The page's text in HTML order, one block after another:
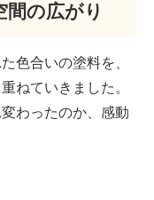
の広がり
色合いの塗料を、
ねていきました。
わったのか、感動